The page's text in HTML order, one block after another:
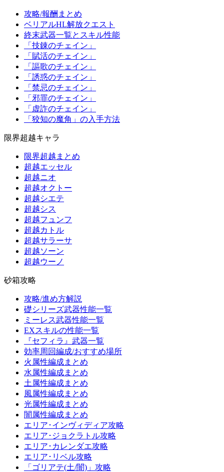
攻略/報酬まとめ
ベリアルHL解放クエスト
終末武器一覧とスキル性能
「技錬のチェイン」
「賦活のチェイン」
「謳歌のチェイン」
「誘惑のチェイン」
「禁忌のチェイン」
「邪罪のチェイン」
「虚詐のチェイン」
「狡知の魔角」の入手方法
限界超越キャラ
限界超越まとめ
超越エッセル
超越ニオ
超越オクトー
超越シエテ
超越シス
超越フュンフ
超越カトル
超越サラーサ
超越ソーン
超越ウーノ
砂箱攻略
攻略/進め方解説
礎シリーズ武器性能一覧
ミーレス武器性能一覧
EXスキルの性能一覧
『セフィラ』武器一覧
効率周回編成/おすすめ場所
火属性編成まとめ
水属性編成まとめ
土属性編成まとめ
風属性編成まとめ
光属性編成まとめ
闇属性編成まとめ
エリア･インヴィディア攻略
エリア･ジョクラトル攻略
エリア･カレンダエ攻略
エリア･リベル攻略
「ゴリアテ(土/闇)」攻略